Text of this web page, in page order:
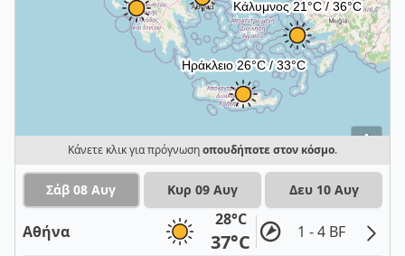
i
Κάνετε κλικ για πρόγνωσηοπουδήποτε στον κόσμο.
Σάβ 08 Αυγ Κυρ 09 Αυγ Δευ 10 Αυγ
Αθήνα
28°C
37°C 1 - 4 BF